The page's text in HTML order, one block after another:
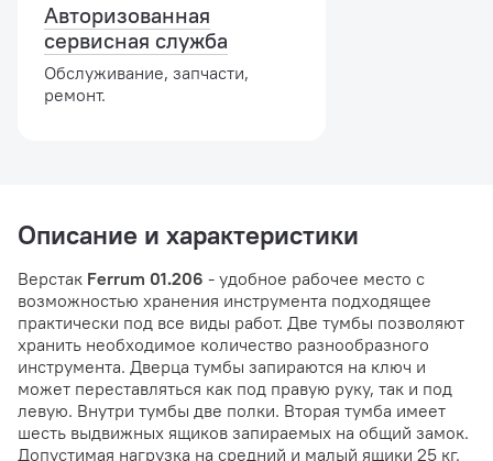
Авторизованная
сервисная служба
Обслуживание, запчасти,
ремонт.
Описание и характеристики
Верстак Ferrum 01.206 - удобное рабочее место с
возможностью хранения инструмента подходящее
практически под все виды работ. Две тумбы позволяют
хранить необходимое количество разнообразного
инструмента. Дверца тумбы запираются на ключ и
может переставляться как под правую руку, так и под
левую. Внутри тумбы две полки. Вторая тумба имеет
шесть выдвижных ящиков запираемых на общий замок.
Допустимая нагрузка на средний и малый ящики 25 кг.